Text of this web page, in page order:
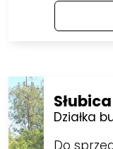
Działka
Do